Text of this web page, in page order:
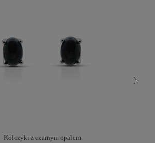
Kolczyki z czarnym opalem